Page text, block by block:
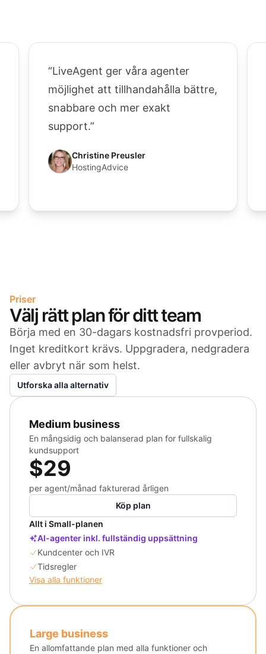
“LiveAgent ger våra agenter
möjlighet att tillhandahålla bättre,
snabbare och mer exakt
support.”
Christine Preusler
HostingAdvice
Priser
Välj rätt plan för ditt team
Börja med en 30-dagars kostnadsfri provperiod.
Inget kreditkort krävs. Uppgradera, nedgradera
eller avbryt när som helst.
Utforska alla alternativ
Medium business
En mångsidig och balanserad plan for fullskalig
kundsupport
$29
per agent/månad fakturerad årligen
Köp plan
Allt i Small-planen
AI-agenter inkl. fullständig uppsättning
Kundcenter och IVR
Tidsregler
Visa alla funktioner
Large business
En allomfattande plan med alla funktioner och